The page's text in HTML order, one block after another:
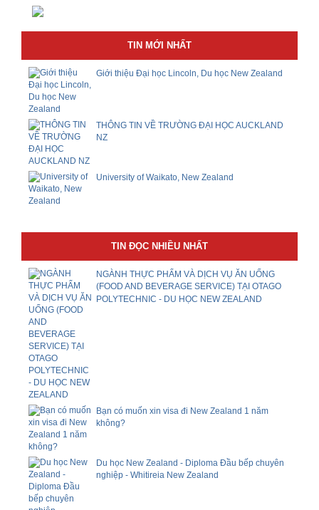
TIN MỚI NHẤT
Giới thiệu Đại học Lincoln, Du học New Zealand
THÔNG TIN VỀ TRƯỜNG ĐẠI HỌC AUCKLAND
NZ
University of Waikato, New Zealand
TIN ĐỌC NHIỀU NHẤT
NGÀNH THỰC PHẨM VÀ DỊCH VỤ ĂN UỐNG
(FOOD AND BEVERAGE SERVICE) TẠI OTAGO
POLYTECHNIC - DU HỌC NEW ZEALAND
Bạn có muốn xin visa đi New Zealand 1 năm
không?
Du học New Zealand - Diploma Đầu bếp chuyên
nghiệp - Whitireia New Zealand